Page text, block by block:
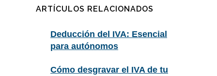
ARTÍCULOS RELACIONADOS
Deducción del IVA: Esencial
para autónomos
Cómo desgravar el IVA de tu